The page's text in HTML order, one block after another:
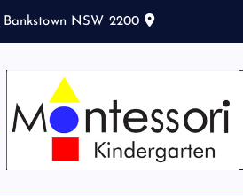
NSW 2200